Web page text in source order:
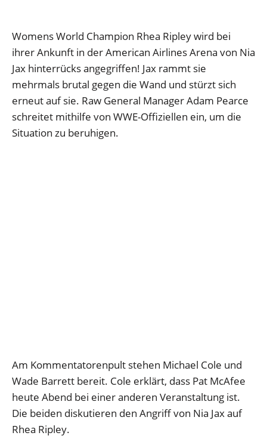
Womens World Champion Rhea Ripley wird bei
ihrer Ankunft in der American Airlines Arena von Nia
Jax hinterrücks angegriffen! Jax rammt sie
mehrmals brutal gegen die Wand und stürzt sich
erneut auf sie. Raw General Manager Adam Pearce
schreitet mithilfe von WWE-Offiziellen ein, um die
Situation zu beruhigen.
Am Kommentatorenpult stehen Michael Cole und
Wade Barrett bereit. Cole erklärt, dass Pat McAfee
heute Abend bei einer anderen Veranstaltung ist.
Die beiden diskutieren den Angriff von Nia Jax auf
Rhea Ripley.